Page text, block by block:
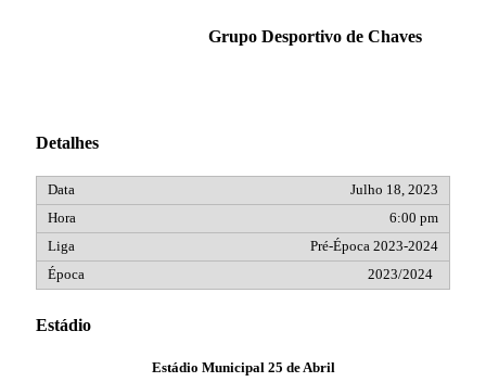
Grupo Desportivo de Chaves
Detalhes
Julho 18, 2023
6:00 pm
Pré-Época 2023-2024
2023/2024
Estádio
Estádio Municipal 25 de Abril